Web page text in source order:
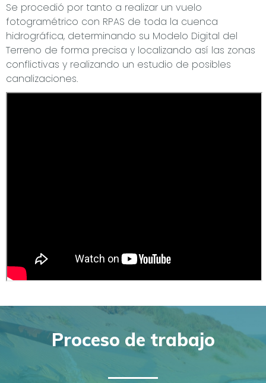
Se procedió por tanto a realizar un vuelo
fotogramétrico con RPAS de toda la cuenca
hidrográfica, determinando su Modelo Digital del
Terreno de forma precisa y localizando así las zonas
conflictivas y realizando un estudio de posibles
canalizaciones.
Proceso de trabajo